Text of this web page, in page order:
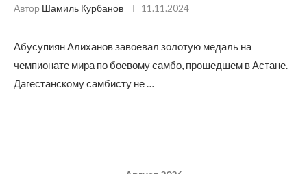
Автор Шамиль Курбанов 11.11.2024
Абусупиян Алиханов завоевал золотую медаль на
чемпионате мира по боевому самбо, прошедшем в Астане.
Дагестанскому самбисту не …